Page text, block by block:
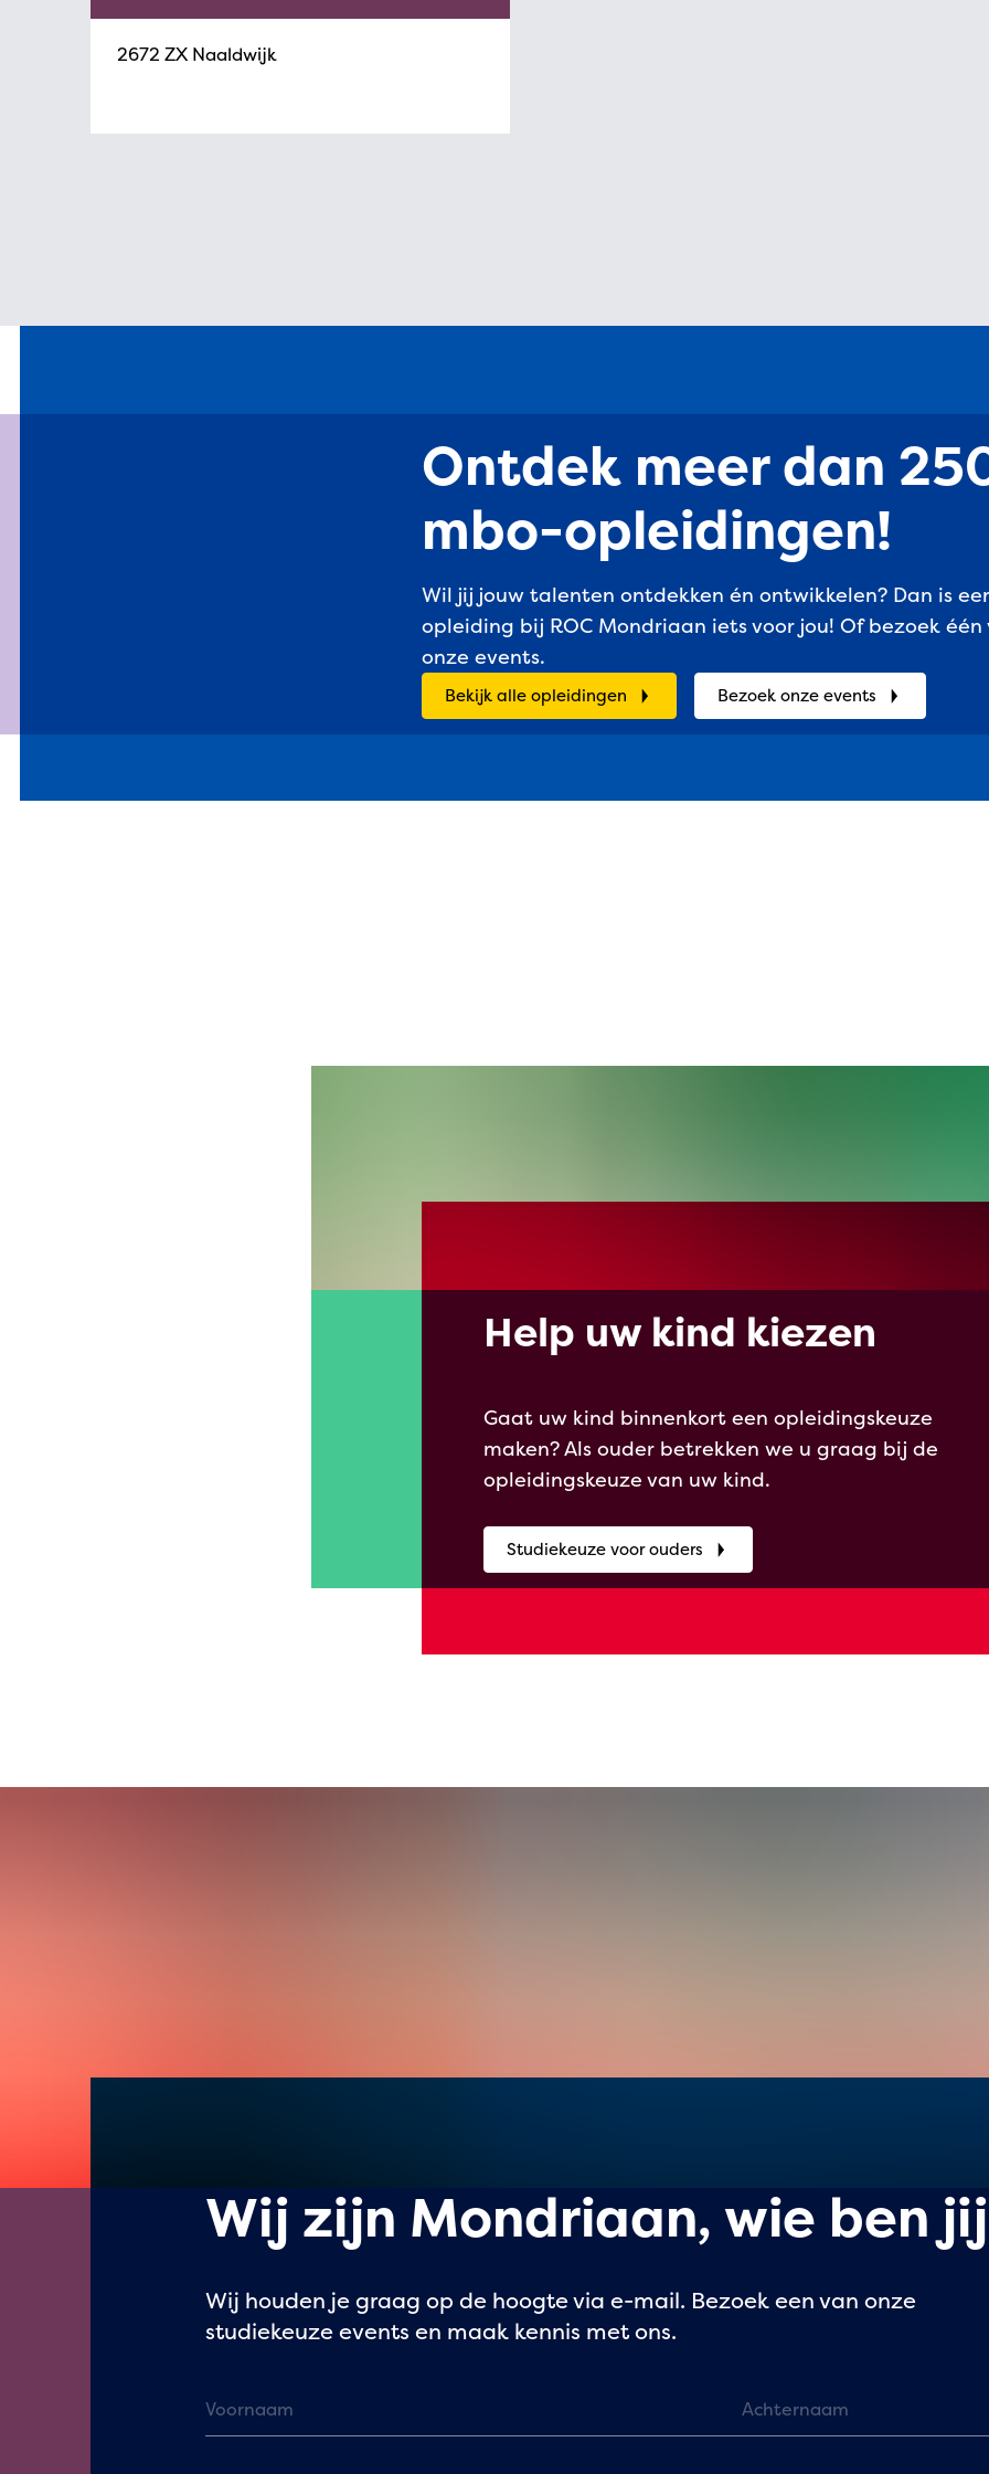
2672 ZX Naaldwijk
Ontdek meer dan
mbo-opleidingen!
Wil jij jouw talenten ontdekken én ontwikkelen? Dan is
opleiding bij ROC Mondriaan iets voor jou! Of bezoek één
onze events.
Bekijk alle opleidingen Bezoek onze events
Help uw kind kiezen
Gaat uw kind binnenkort een opleidingskeuze
maken? Als ouder betrekken we u graag bij de
opleidingskeuze van uw kind.
Studiekeuze voor ouders
Wij zijn Mondriaan, wie ben
Wij houden je graag op de hoogte via e-mail. Bezoek een van onze
studiekeuze events en maak kennis met ons.